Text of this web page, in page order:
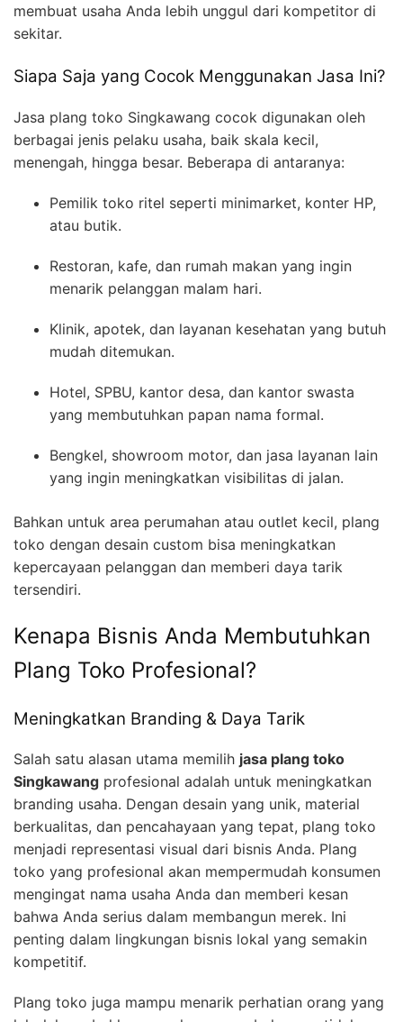
membuat usaha Anda lebih unggul dari kompetitor di
sekitar.
Siapa Saja yang Cocok Menggunakan Jasa Ini?
Jasa plang toko Singkawang cocok digunakan oleh
berbagai jenis pelaku usaha, baik skala kecil,
menengah, hingga besar. Beberapa di antaranya:
Pemilik toko ritel seperti minimarket, konter HP,
atau butik.
Restoran, kafe, dan rumah makan yang ingin
menarik pelanggan malam hari.
Klinik, apotek, dan layanan kesehatan yang butuh
mudah ditemukan.
Hotel, SPBU, kantor desa, dan kantor swasta
yang membutuhkan papan nama formal.
Bengkel, showroom motor, dan jasa layanan lain
yang ingin meningkatkan visibilitas di jalan.
Bahkan untuk area perumahan atau outlet kecil, plang
toko dengan desain custom bisa meningkatkan
kepercayaan pelanggan dan memberi daya tarik
tersendiri.
Kenapa Bisnis Anda Membutuhkan
Plang Toko Profesional?
Meningkatkan Branding & Daya Tarik
Salah satu alasan utama memilih jasa plang toko
Singkawang profesional adalah untuk meningkatkan
branding usaha. Dengan desain yang unik, material
berkualitas, dan pencahayaan yang tepat, plang toko
menjadi representasi visual dari bisnis Anda. Plang
toko yang profesional akan mempermudah konsumen
mengingat nama usaha Anda dan memberi kesan
bahwa Anda serius dalam membangun merek. Ini
penting dalam lingkungan bisnis lokal yang semakin
kompetitif.
Plang toko juga mampu menarik perhatian orang yang